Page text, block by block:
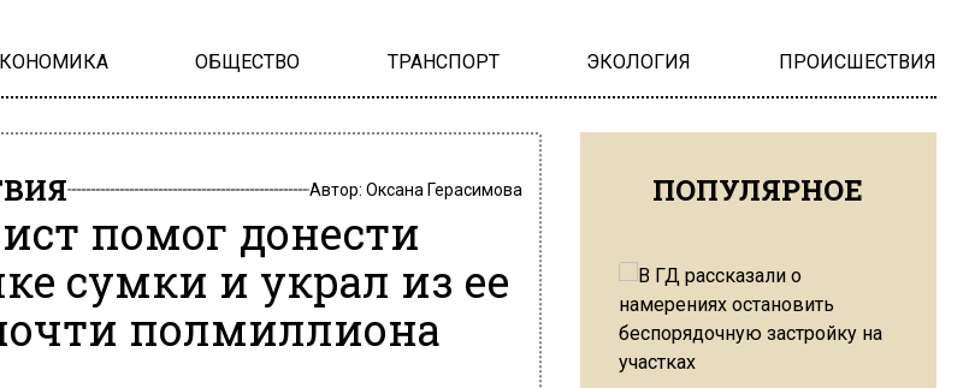
ОБЩЕСТВО ТРАНСПОРТ ЭКОЛОГИЯ ПРОИСШЕСТВИЯ
Автор: Оксана Герасимова
помог донести
сумки и украл из ее
полмиллиона
ПОПУЛЯРНОЕ